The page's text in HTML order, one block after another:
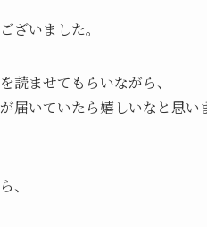
ざいました。
読ませてもらいながら、
届いていたら嬉しいなと思い
、